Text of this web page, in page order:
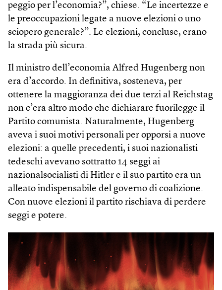
peggio per l’economia?”, chiese. “Le incertezze e
le preoccupazioni legate a nuove elezioni o uno
sciopero generale?”. Le elezioni, concluse, erano
la strada più sicura.
Il ministro dell’economia Alfred Hugenberg non
era d’accordo. In definitiva, sosteneva, per
ottenere la maggioranza dei due terzi al Reichstag
non c’era altro modo che dichiarare fuorilegge il
Partito comunista. Naturalmente, Hugenberg
aveva i suoi motivi personali per opporsi a nuove
elezioni: a quelle precedenti, i suoi nazionalisti
tedeschi avevano sottratto 14 seggi ai
nazionalsocialisti di Hitler e il suo partito era un
alleato indispensabile del governo di coalizione.
Con nuove elezioni il partito rischiava di perdere
seggi e potere.